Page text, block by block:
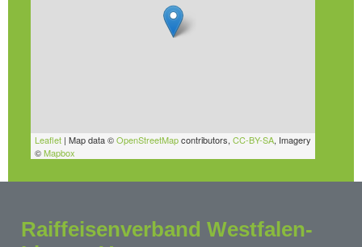
Leaflet | Map data ©OpenStreetMapcontributors, CC-BY-SA, Imagery
©Mapbox
Raiffeisenverband Westfalen-